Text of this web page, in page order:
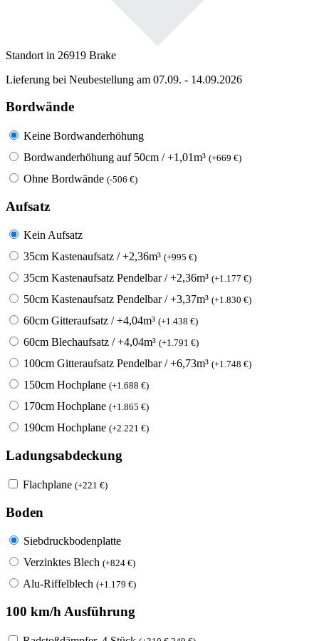
Standort in 26919 Brake
Lieferung bei Neubestellung am 07.09. - 14.09.2026
Bordwände
Keine Bordwanderhöhung
Bordwanderhöhung auf 50cm / +1,01m³ (+669 €)
Ohne Bordwände (-506 €)
Aufsatz
Kein Aufsatz
35cm Kastenaufsatz / +2,36m³ (+995 €)
35cm Kastenaufsatz Pendelbar / +2,36m³ (+1.177 €)
50cm Kastenaufsatz Pendelbar / +3,37m³ (+1.830 €)
60cm Gitteraufsatz / +4,04m³ (+1.438 €)
60cm Blechaufsatz / +4,04m³ (+1.791 €)
100cm Gitteraufsatz Pendelbar / +6,73m³ (+1.748 €)
150cm Hochplane (+1.688 €)
170cm Hochplane (+1.865 €)
190cm Hochplane (+2.221 €)
Ladungsabdeckung
Flachplane (+221 €)
Boden
Siebdruckbodenplatte
Verzinktes Blech (+824 €)
Alu-Riffelblech (+1.179 €)
100 km/h Ausführung